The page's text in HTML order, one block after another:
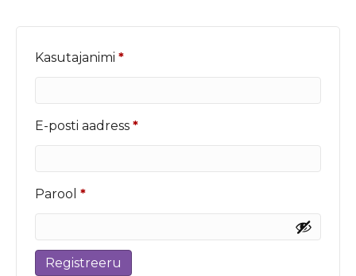
Kasutajanimi *Nõutud
E-posti aadress *Nõutud
Parool *Nõutud
Registreeru